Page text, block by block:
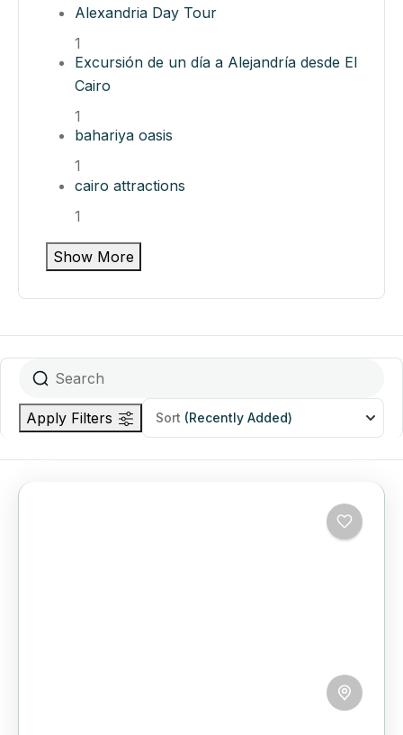
Alexandria Day Tour
1
Excursión de un día a Alejandría desde El
Cairo
1
bahariya oasis​
1
cairo attractions​
1
Show More
Sort (Recently Added)
Apply Filters